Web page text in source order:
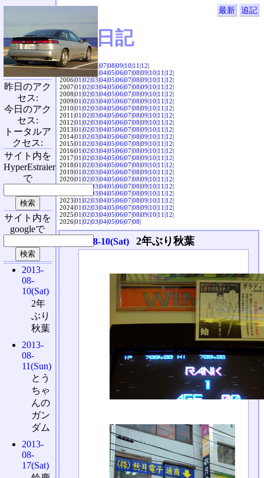
最新 追記
SVX日記
2004|04|05|06|07|08|09|10|11|12|
|04|05|06|07|08|09|10|11|12|
2006|01|02|03|04|05|06|07|08|09|10|11|12|
2007|01|02|03|04|05|06|07|08|09|10|11|12|
2008|01|02|03|04|05|06|07|08|09|10|11|12|
2009|01|02|03|04|05|06|07|08|09|10|11|12|
2010|01|02|03|04|05|06|07|08|09|10|11|12|
2011|01|02|03|04|05|06|07|08|09|10|11|12|
2012|01|02|03|04|05|06|07|08|09|10|11|12|
2013|01|02|03|04|05|06|07|08|09|10|11|12|
2014|01|02|03|04|05|06|07|08|09|10|11|12|
2015|01|02|03|04|05|06|07|08|09|10|11|12|
2016|01|02|03|04|05|06|07|08|09|10|11|12|
2017|01|02|03|04|05|06|07|08|09|10|11|12|
2018|01|02|03|04|05|06|07|08|09|10|11|12|
2019|01|02|03|04|05|06|07|08|09|10|11|12|
2020|01|02|03|04|05|06|07|08|09|10|11|12|
2021|01|02|03|04|05|06|07|08|09|10|11|12|
03|04|05|06|07|08|09|10|11|12|
2023|01|02|03|04|05|06|07|08|09|10|11|12|
2024|01|02|03|04|05|06|07|08|09|10|11|12|
2025|01|02|03|04|05|06|07|08|09|10|11|12|
2026|01|02|03|04|05|06|07|08|
2013-08-10(Sat) 2年ぶり秋葉
昨日のアク
セス:
今日のアク
セス:
トータルア
クセス:
サイト内を
HyperEstraier
で
サイト内を
googleで
2013-
08-
10(Sat)
2年
ぶり
秋葉
2013-
08-
11(Sun)
とう
ちゃ
んの
ガン
ダム
2013-
08-
17(Sat)